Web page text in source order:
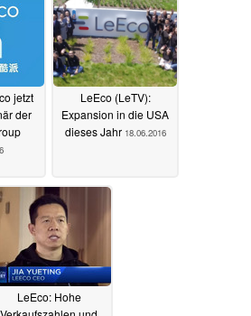
jetzt
der
LeEco (LeTV):
Expansion in die USA
dieses Jahr 18.06.2016
LeEco: Hohe